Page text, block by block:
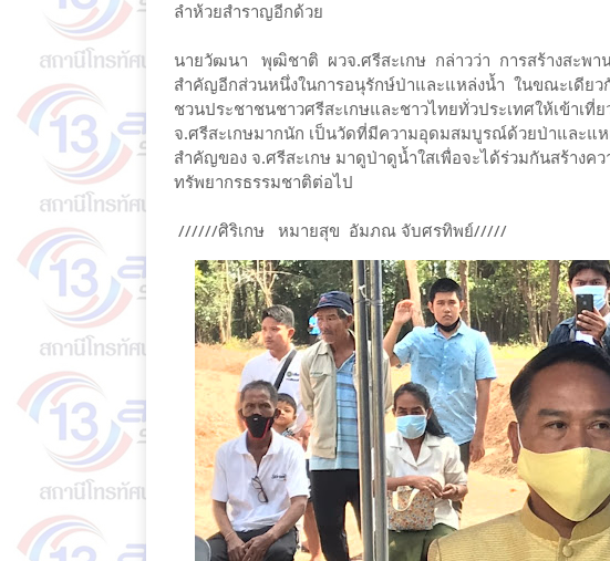
ลำห้วยสำราญอีกด้วย
นายวัฒนา พุฒิชาติ ผวจ.ศรีสะเกษ กล่าวว่า การสร้างสะพา
สำคัญอีกส่วนหนึ่งในการอนุรักษ์ป่าและแหล่งน้ำ ในขณะเดียว
ชวนประชาชนชาวศรีสะเกษและชาวไทยทั่วประเทศให้เข้าเ
จ.ศรีสะเกษมากนัก เป็นวัดที่มีความอุดมสมบูรณ์ด้วยป่าและแ
สำคัญของ จ.ศรีสะเกษ มาดูป่าดูน้ำใสเพื่อจะได้ร่วมกันสร้างค
ทรัพยากรธรรมชาติต่อไป
//////ศิริเกษ หมายสุข อัมภณ จับศรทิพย์/////